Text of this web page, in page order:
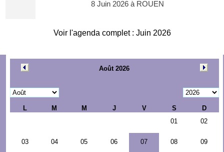
8 Juin 2026 à ROUEN
Voir l'agenda complet : Juin 2026